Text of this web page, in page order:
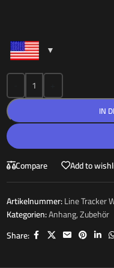
IN
Compare Add to
Artikelnummer:Line Tracker
Kategorien:Anhang,Zubehör
Share: